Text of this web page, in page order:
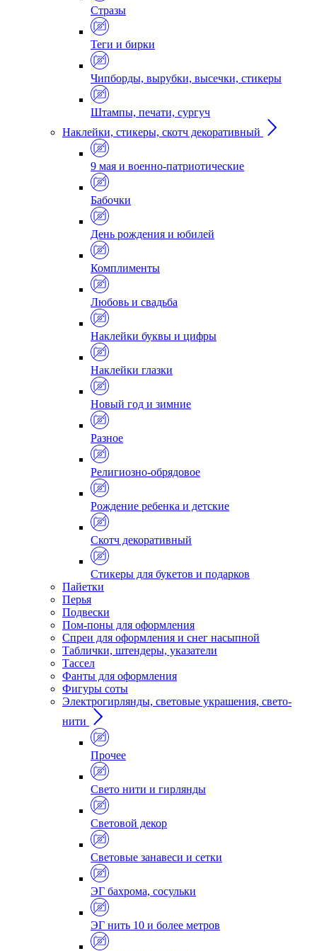
Стразы
Теги и бирки
Чипборды, вырубки, высечки, стикеры
Штампы, печати, сургуч
Наклейки, стикеры, скотч декоративный
9 мая и военно-патриотические
Бабочки
День рождения и юбилей
Комплименты
Любовь и свадьба
Наклейки буквы и цифры
Наклейки глазки
Новый год и зимние
Разное
Религиозно-обрядовое
Рождение ребенка и детские
Скотч декоративный
Стикеры для букетов и подарков
Пайетки
Перья
Подвески
Пом-поны для оформления
Спреи для оформления и снег насыпной
Таблички, штендеры, указатели
Тассел
Фанты для оформления
Фигуры соты
Электрогирлянды, световые украшения, свето-
нити
Прочее
Свето нити и гирлянды
Световой декор
Световые занавеси и сетки
ЭГ бахрома, сосульки
ЭГ нить 10 и более метров